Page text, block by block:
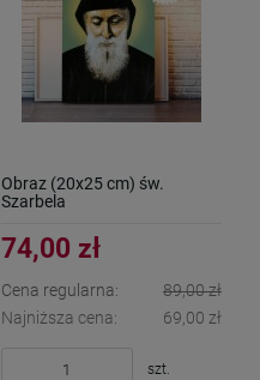
Obraz (20x25 cm) św.
Szarbela
74,00 zł
Cena regularna:
89,00 zł
Najniższa cena:
69,00 zł
szt.